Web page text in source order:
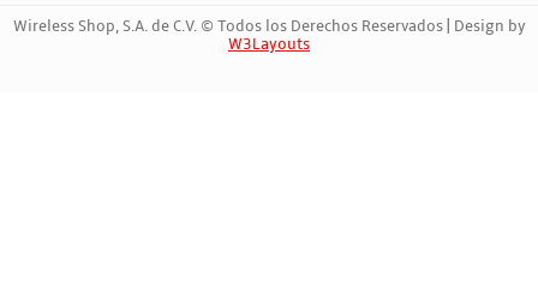
Wireless Shop, S.A. de C.V. © Todos los Derechos Reservados | Design by
W3Layouts